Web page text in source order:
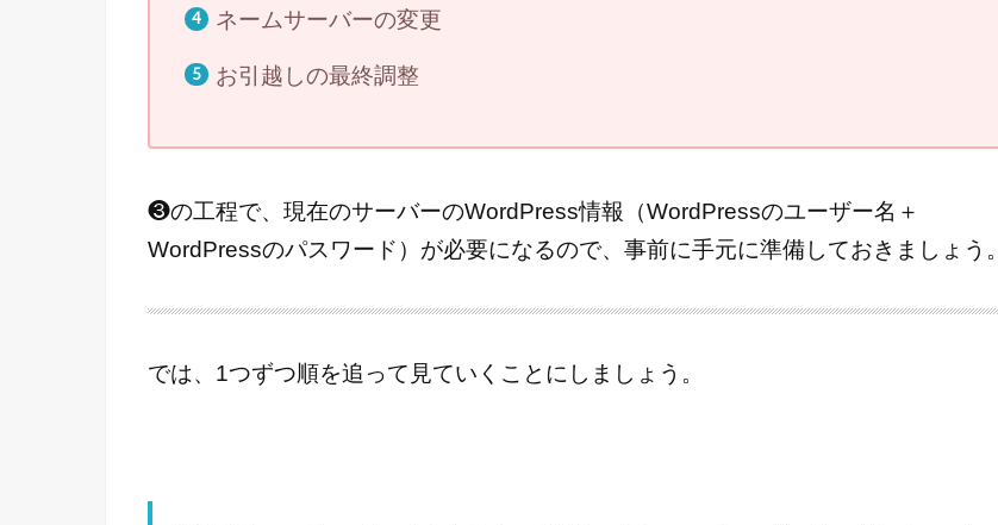
ネームサーバーの変更
お引越しの最終調整
❸の工程で、現在のサーバーのWordPress情報（WordPressのユーザー名＋
WordPressのパスワード）が必要になるので、事前に手元に準備しておきましょう。
では、1つずつ順を追って見ていくことにしましょう。